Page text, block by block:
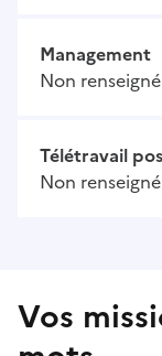
Management
Non renseigné
Télétravail
Non renseigné
Vos